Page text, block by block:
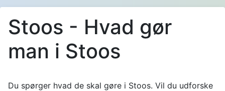
Stoos - Hvad gør
man i Stoos
Du spørger hvad de skal gøre i Stoos. Vil du udforske